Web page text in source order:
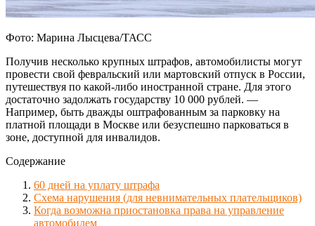
Фото: Марина Лысцева/ТАСС
Получив несколько крупных штрафов, автомобилисты могут
провести свой февральский или мартовский отпуск в России,
путешествуя по какой-либо иностранной стране. Для этого
достаточно задолжать государству 10 000 рублей. —
Например, быть дважды оштрафованным за парковку на
платной площади в Москве или безуспешно парковаться в
зоне, доступной для инвалидов.
Содержание
60 дней на уплату штрафа
Схема нарушения (для невнимательных плательщиков)
Когда возможна приостановка права на управление
автомобилем